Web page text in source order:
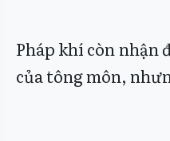
Pháp khí còn nhận
của tông môn,